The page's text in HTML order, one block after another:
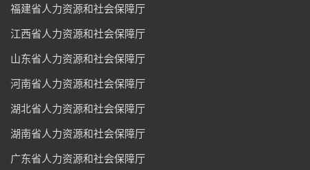
福建省人力资源和社会保障厅
江西省人力资源和社会保障厅
山东省人力资源和社会保障厅
河南省人力资源和社会保障厅
湖北省人力资源和社会保障厅
湖南省人力资源和社会保障厅
广东省人力资源和社会保障厅